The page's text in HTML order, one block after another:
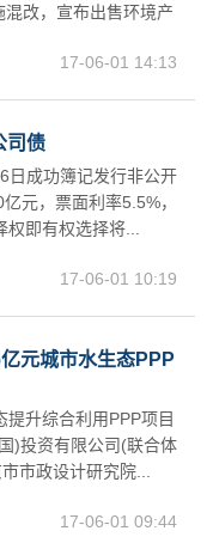
改，宣布出售环境产
17-06-01 14:13
司债
日成功簿记发行非公开
元，票面利率5.5%，
即有权选择将...
17-06-01 10:19
元城市水生态PPP
升综合利用PPP项目
)投资有限公司(联合体
市政设计研究院...
17-06-01 09:44